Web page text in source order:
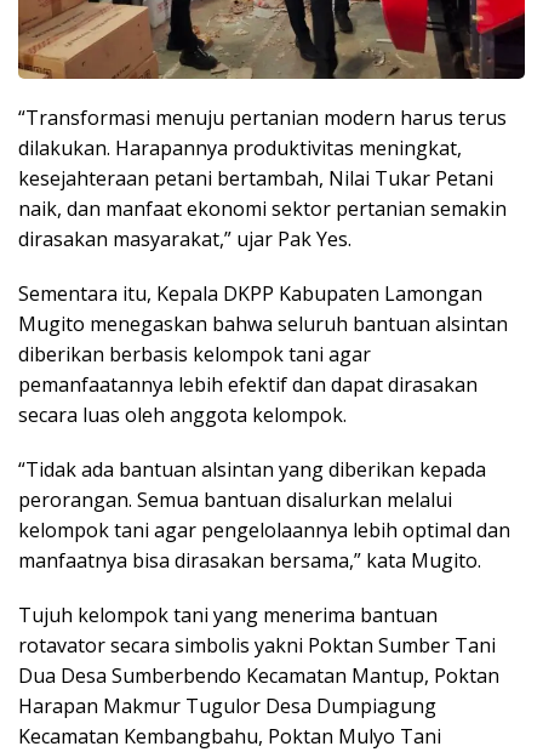
“Transformasi menuju pertanian modern harus terus
dilakukan. Harapannya produktivitas meningkat,
kesejahteraan petani bertambah, Nilai Tukar Petani
naik, dan manfaat ekonomi sektor pertanian semakin
dirasakan masyarakat,” ujar Pak Yes.
Sementara itu, Kepala DKPP Kabupaten Lamongan
Mugito menegaskan bahwa seluruh bantuan alsintan
diberikan berbasis kelompok tani agar
pemanfaatannya lebih efektif dan dapat dirasakan
secara luas oleh anggota kelompok.
“Tidak ada bantuan alsintan yang diberikan kepada
perorangan. Semua bantuan disalurkan melalui
kelompok tani agar pengelolaannya lebih optimal dan
manfaatnya bisa dirasakan bersama,” kata Mugito.
Tujuh kelompok tani yang menerima bantuan
rotavator secara simbolis yakni Poktan Sumber Tani
Dua Desa Sumberbendo Kecamatan Mantup, Poktan
Harapan Makmur Tugulor Desa Dumpiagung
Kecamatan Kembangbahu, Poktan Mulyo Tani